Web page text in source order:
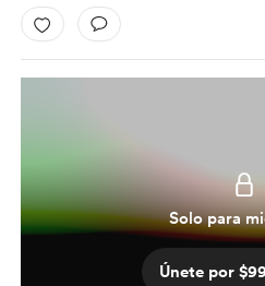
Solo para
Únete por